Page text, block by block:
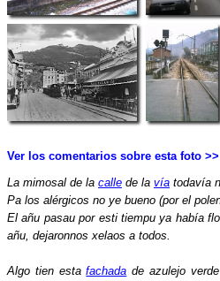
Ver los comentarios sobre esta foto >>
La mimosal de la calle de la vía todavía
Pa los alérgicos no ye bueno (por el
El añu pasau por esti tiempu ya había
añu, dejaronnos xelaos a todos.
Algo tien estafachada de azulejo